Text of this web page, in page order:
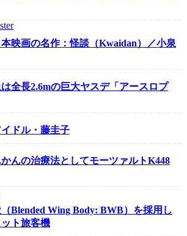
本映画の名作：怪談（Kwaidan）／小泉
全長2.6mの巨大ヤスデ「アースロプ
ドル・藤圭子
んの治療法としてモーツァルトK448
Blended Wing Body: BWB）を採用し
ト旅客機